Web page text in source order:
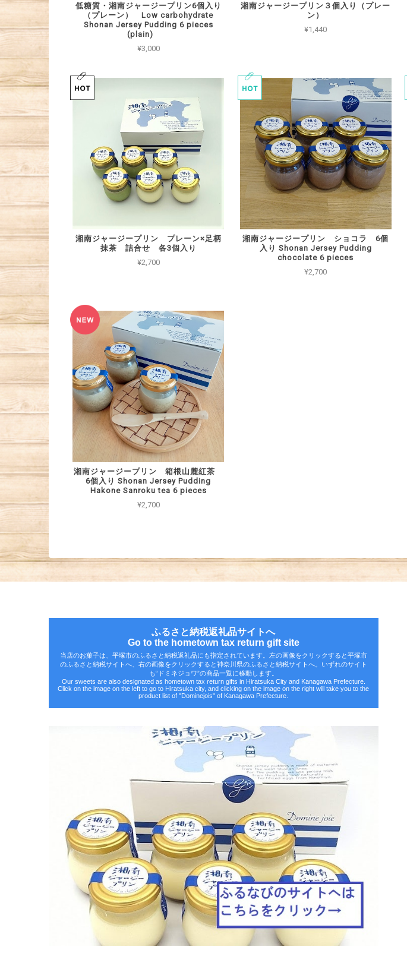
低糖質・湘南ジャージープリン6個入り
（プレーン） Low carbohydrate
Shonan Jersey Pudding 6 pieces
(plain)
¥3,000
湘南ジャージープリン３個入り（プレー
ン）
¥1,440
湘南ジャージープリン プレーン×足柄
抹茶 詰合せ 各3個入り
¥2,700
湘南ジャージープリン ショコラ 6個
入り Shonan Jersey Pudding
chocolate 6 pieces
¥2,700
湘南ジャージープリン 箱根山麓紅茶
6個入り Shonan Jersey Pudding
Hakone Sanroku tea 6 pieces
¥2,700
ふるさと納税返礼品サイトへ
Go to the hometown tax return gift site
当店のお菓子は、平塚市のふるさと納税返礼品にも指定されています。左の画像をクリックすると平塚市
のふるさと納税サイトへ、右の画像をクリックすると神奈川県のふるさと納税サイトへ。いずれのサイト
も‟ドミネジョワ”の商品一覧に移動します。
Our sweets are also designated as hometown tax return gifts in Hiratsuka City and Kanagawa Prefecture.
Click on the image on the left to go to Hiratsuka city, and clicking on the image on the right will take you to the
product list of "Dominejois" of Kanagawa Prefecture.